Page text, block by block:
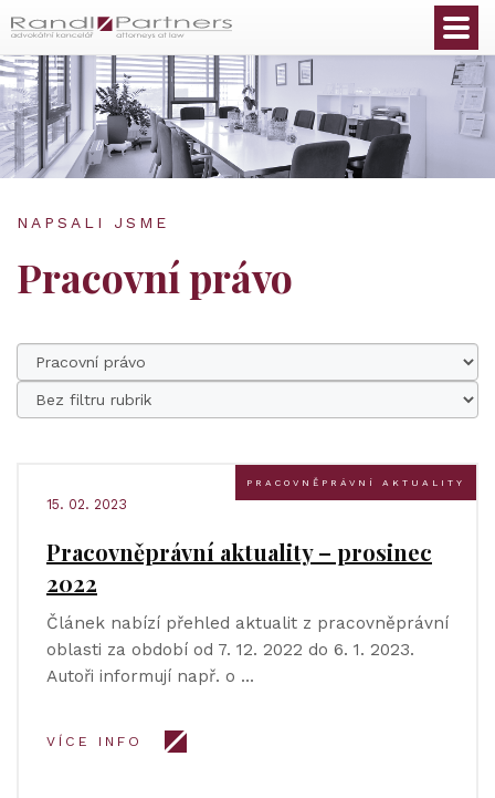
NAPSALI JSME
Pracovní právo
PRACOVNĚPRÁVNÍ AKTUALITY
15. 02. 2023
Pracovněprávní aktuality – prosinec
2022
Článek nabízí přehled aktualit z pracovněprávní
oblasti za období od 7. 12. 2022 do 6. 1. 2023.
Autoři informují např. o …
VÍCE INFO
Čeština